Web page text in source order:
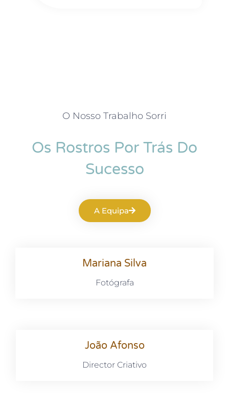
João Afonso
Director Criativo
Mariana Silva
Fotógrafa
O Nosso Trabalho Sorri
Os Rostros Por Trás Do
Sucesso
A Equipa